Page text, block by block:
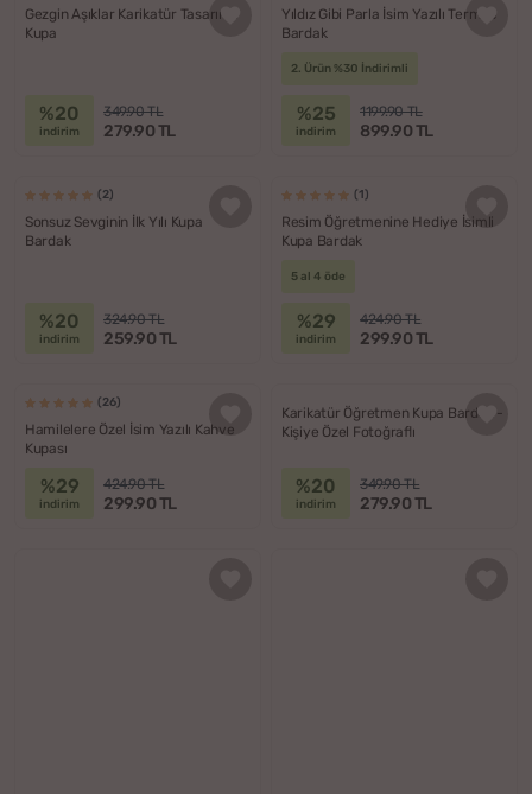
Gezgin Aşıklar Karikatür Tasarımlı
Kupa
%20
indirim
349.90 TL
279.90 TL
Yıldız Gibi Parla İsim Yazılı Termos
Bardak
2. Ürün %30 İndirimli
%25
indirim
1199.90 TL
899.90 TL
(2)
Sonsuz Sevginin İlk Yılı Kupa
Bardak
%20
indirim
324.90 TL
259.90 TL
(1)
Resim Öğretmenine Hediye İsimli
Kupa Bardak
5 al 4 öde
%29
indirim
424.90 TL
299.90 TL
(26)
Hamilelere Özel İsim Yazılı Kahve
Kupası
%29
indirim
424.90 TL
299.90 TL
Karikatür Öğretmen Kupa Bardak -
Kişiye Özel Fotoğraflı
%20
indirim
349.90 TL
279.90 TL